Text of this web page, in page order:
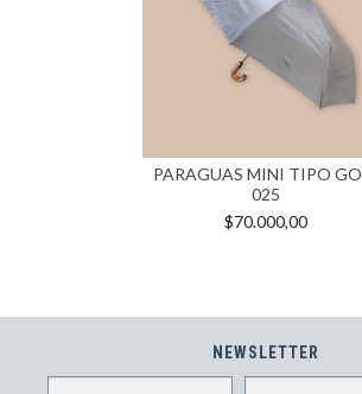
PARAGUAS MINI TIPO
025
$70.000,00
NEWSLETTER